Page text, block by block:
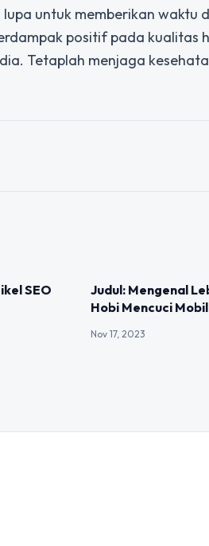
untuk memberikan waktu
positif pada kualitas
Tetaplah menjaga
SEO
Judul: Mengenal
Hobi Mencuci Mobil
Nov 17, 2023